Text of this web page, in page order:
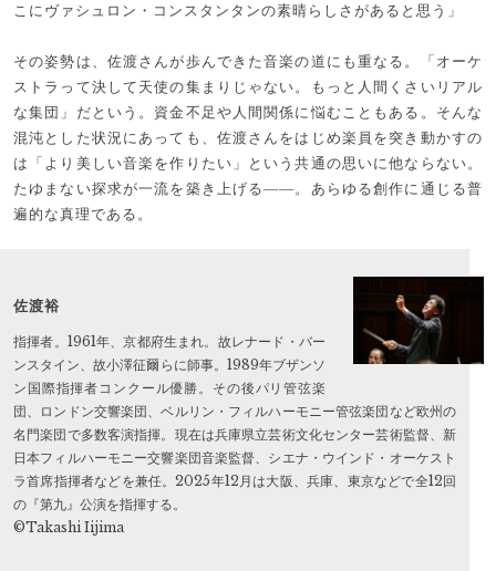
こにヴァシュロン・コンスタンタンの素晴らしさがあると思う」
その姿勢は、佐渡さんが歩んできた音楽の道にも重なる。「オーケ
ストラって決して天使の集まりじゃない。もっと人間くさいリアル
な集団」だという。資金不足や人間関係に悩むこともある。そんな
混沌とした状況にあっても、佐渡さんをはじめ楽員を突き動かすの
は「より美しい音楽を作りたい」という共通の思いに他ならない。
たゆまない探求が一流を築き上げる――。あらゆる創作に通じる普
遍的な真理である。
佐渡裕
指揮者。1961年、京都府生まれ。故レナード・バー
ンスタイン、故小澤征爾らに師事。1989年ブザンソ
ン国際指揮者コンクール優勝。その後パリ管弦楽
団、ロンドン交響楽団、ベルリン・フィルハーモニー管弦楽団など欧州の
名門楽団で多数客演指揮。現在は兵庫県立芸術文化センター芸術監督、新
日本フィルハーモニー交響楽団音楽監督、シエナ・ウインド・オーケスト
ラ首席指揮者などを兼任。2025年12月は大阪、兵庫、東京などで全12回
の『第九』公演を指揮する。
©Takashi Iijima